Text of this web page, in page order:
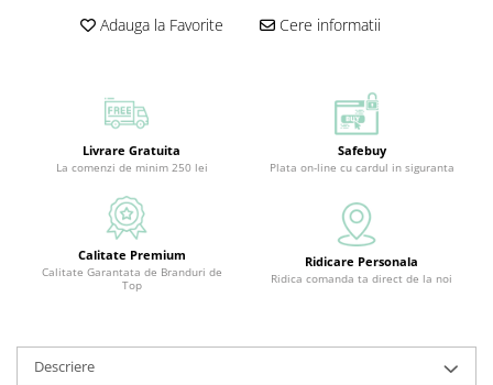
Adauga la Favorite Cere informatii
Livrare Gratuita
La comenzi de minim 250 lei
Safebuy
Plata on-line cu cardul in siguranta
Calitate Premium
Calitate Garantata de Branduri de
Top
Ridicare Personala
Ridica comanda ta direct de la noi
Descriere